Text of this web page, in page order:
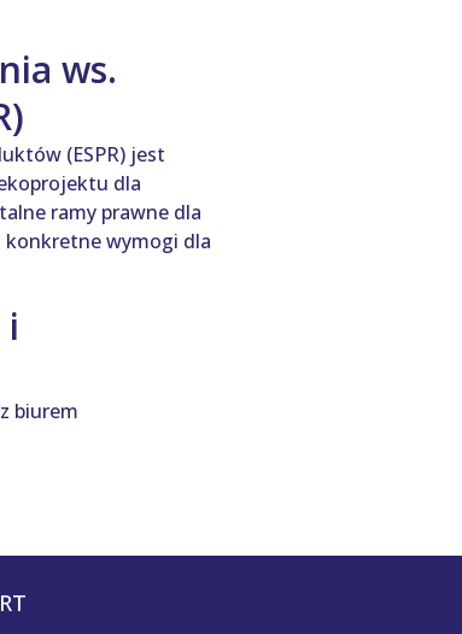
ws.
(ESPR) jest
dla
ramy prawne dla
wymogi dla
i
biurem